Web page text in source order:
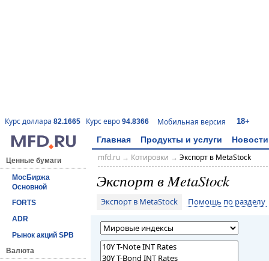
Курс доллара 82.1665 Курс евро 94.8366 Мобильная версия 18+
Главная Продукты и услуги Новости
Ценные бумаги
МосБиржа
Основной
FORTS
ADR
Рынок акций SPB
Валюта
mfd.ru→ Котировки → Экспорт в MetaStock
Экспорт в MetaStock
Экспорт в MetaStock Помощь по разделу